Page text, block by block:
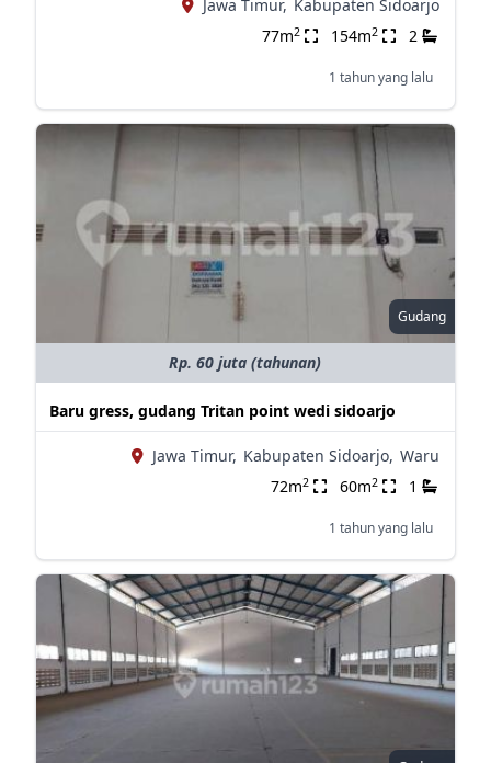
Jawa Timur, Kabupaten Sidoarjo
77m2 154m2 2
1 tahun yang lalu
Gudang
Rp. 60 juta (tahunan)
Baru gress, gudang Tritan point wedi sidoarjo
Jawa Timur, Kabupaten Sidoarjo, Waru
72m2 60m2 1
1 tahun yang lalu